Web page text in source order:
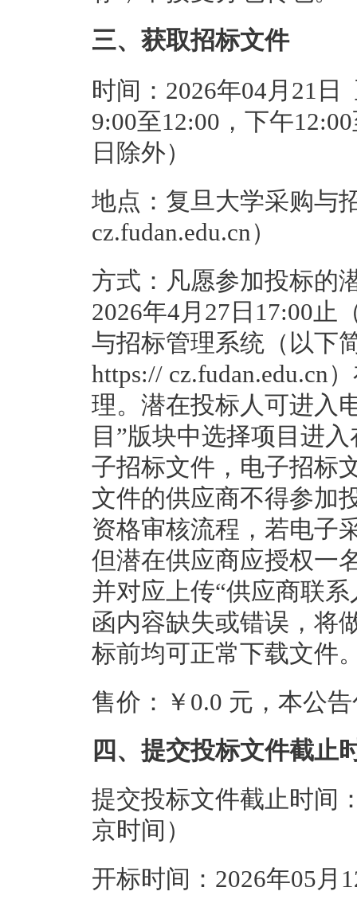
三、获取招标文件
时间：2026年04月21
9:00至12:00，下午
日除外）
地点：复旦大学采购与
cz.fudan.edu.cn）
方式：凡愿参加投标的
2026年4月27日17:00止
与招标管理系统（以下
https:// cz.fudan.edu.cn
理。潜在投标人可进入
目”版块中选择项目进
子招标文件，电子招标
文件的供应商不得参加
资格审核流程，若电子
但潜在供应商应授权一
并对应上传“供应商联
函内容缺失或错误，将
标前均可正常下载文件
售价：￥0.0 元，本公
四、提交投标文件截止
提交投标文件截止时间
京时间）
开标时间：2026年05月